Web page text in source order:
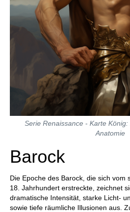
Serie Renaissance - Karte
Anatomie
Barock
Die Epoche des Barock, die sich vom
18. Jahrhundert erstreckte, zeichnet
dramatische Intensität, starke Licht-
sowie tiefe räumliche Illusionen aus.